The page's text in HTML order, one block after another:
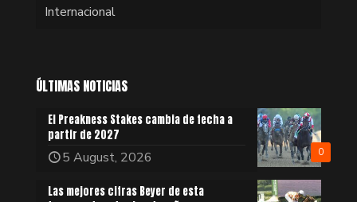
Internacional
ÚLTIMAS NOTICIAS
0
El Preakness Stakes cambia de fecha a
partir de 2027
5 August, 2026
Las mejores cifras Beyer de esta